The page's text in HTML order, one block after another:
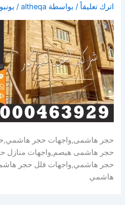
اترك تعليقاً / بواسطة altheqa
/ يونيو 20,
حجر هاشمى,واجهات حجر
حجر هاشمى هيصم,واجهات منازل
حجر هاشمي,واجهات فلل حجر
هاشمي